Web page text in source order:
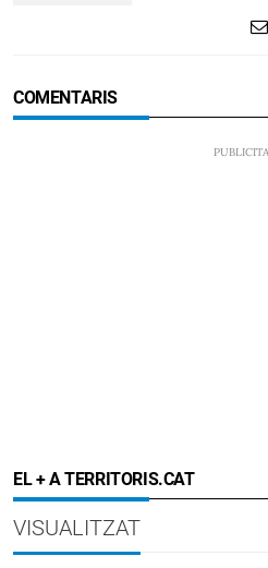
COMENTARIS
EL + A TERRITORIS.CAT
VISUALITZAT